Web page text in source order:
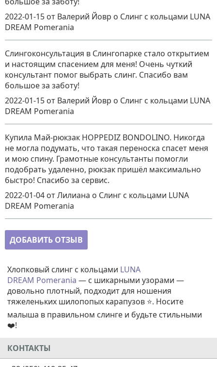
2022-01-15 от Валерий Йовр о Cлинг с кольцами LUNA
DREAM Pomerania
Слингоконсультация в Слингопарке стало открытием
и настоящим спасением для меня! Очень чуткий
консультант помог выбрать слинг. Спасибо вам
большое за заботу!
2022-01-15 от Валерий Йовр о Cлинг с кольцами LUNA
DREAM Pomerania
Купила Май-рюкзак HOPPEDIZ BONDOLINO. Никогда
не могла подумать, что такая переноска спасет меня
и мою спину. Грамотные консультанты помогли
подобрать удаленно, рюкзак пришёл максимально
быстро! Спасибо за сервис.
2022-01-04 от Лилиана о Cлинг с кольцами LUNA
DREAM Pomerania
ДОБАВИТЬ ОТЗЫВ
Хлопковый слинг с кольцами LUNA
DREAM Pomerania — с шикарными узорами —
довольно плотный, подходит для ношения
тяжеленьких шилопопых карапузов ⭐. Носите
малыша в правильном слинге и будьте стильными
❤️!
КОНТАКТЫ